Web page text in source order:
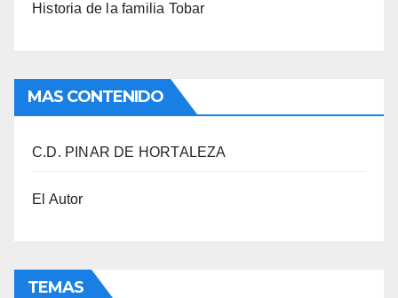
Historia de la familia Tobar
MAS CONTENIDO
C.D. PINAR DE HORTALEZA
El Autor
TEMAS